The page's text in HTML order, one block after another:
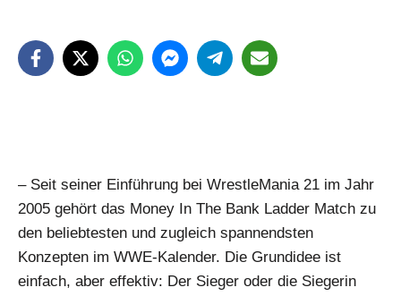
– Seit seiner Einführung bei WrestleMania 21 im Jahr
2005 gehört das Money In The Bank Ladder Match zu
den beliebtesten und zugleich spannendsten
Konzepten im WWE-Kalender. Die Grundidee ist
einfach, aber effektiv: Der Sieger oder die Siegerin